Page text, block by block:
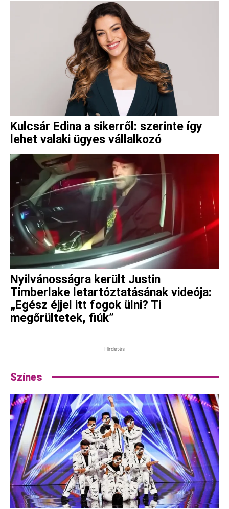
Kulcsár Edina a sikerről: szerinte így
lehet valaki ügyes vállalkozó
Nyilvánosságra került Justin
Timberlake letartóztatásának videója:
„Egész éjjel itt fogok ülni? Ti
megőrültetek, fiúk”
Hirdetés
Színes